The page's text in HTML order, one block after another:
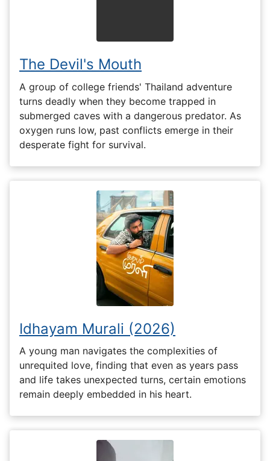
The Devil's Mouth
A group of college friends' Thailand adventure
turns deadly when they become trapped in
submerged caves with a dangerous predator. As
oxygen runs low, past conflicts emerge in their
desperate fight for survival.
Idhayam Murali (2026)
A young man navigates the complexities of
unrequited love, finding that even as years pass
and life takes unexpected turns, certain emotions
remain deeply embedded in his heart.